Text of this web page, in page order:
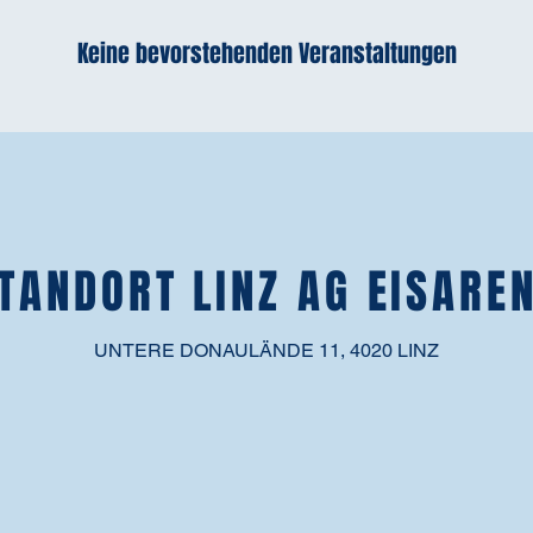
Keine bevorstehenden Veranstaltungen
LINZ AG
UNTERE DONAULÄNDE 11, 4020 LINZ